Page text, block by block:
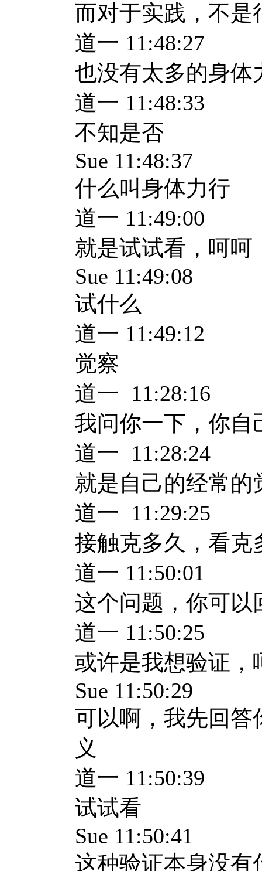
而对于实践，不是
道一 11:48:27
也没有太多的身体
道一 11:48:33
不知是否
Sue 11:48:37
什么叫身体力行
道一 11:49:00
就是试试看，呵呵
Sue 11:49:08
试什么
道一 11:49:12
觉察
道一 11:28:16
我问你一下，你自
道一 11:28:24
就是自己的经常的
道一 11:29:25
接触克多久，看克
道一 11:50:01
这个问题，你可以
道一 11:50:25
或许是我想验证，
Sue 11:50:29
可以啊，我先回答
义
道一 11:50:39
试试看
Sue 11:50:41
这种验证本身没有